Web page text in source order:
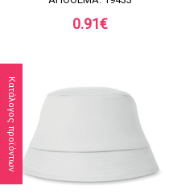
Κατάλογος προϊόντων
0.91€